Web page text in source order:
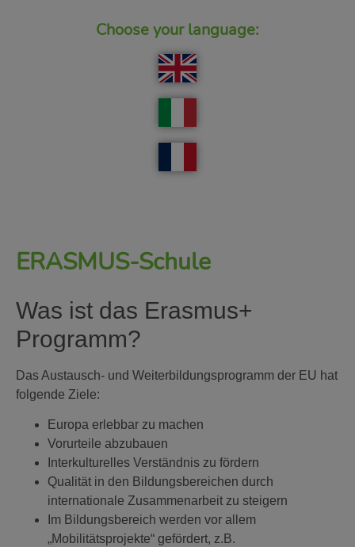
Choose your language:
ERASMUS-Schule
Was ist das Erasmus+
Programm?
Das Austausch- und Weiterbildungsprogramm der EU hat
folgende Ziele:
Europa erlebbar zu machen
Vorurteile abzubauen
Interkulturelles Verständnis zu fördern
Qualität in den Bildungsbereichen durch
internationale Zusammenarbeit zu steigern
Im Bildungsbereich werden vor allem
„Mobilitätsprojekte“ gefördert, z.B.